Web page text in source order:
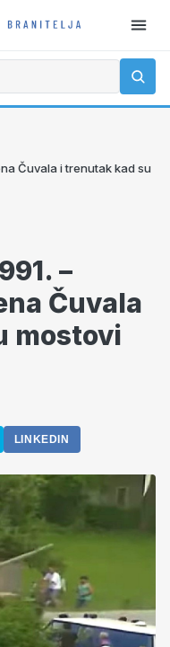
Čuvala i trenutak kad su
–
Čuvala
mostovi
LINKEDIN